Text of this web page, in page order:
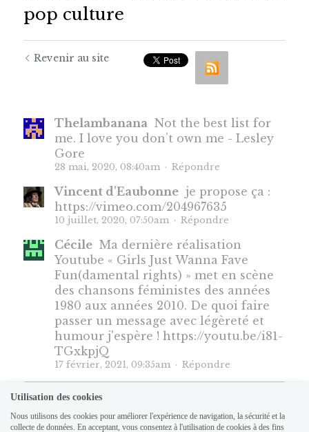
pop culture
Revenir au site
Thelambanana Not the best list for
me. I love you don’t own me - Lesley
Gore
28 mai, 2020, 08:40am · Répondre
Vincent d'Eaubonne je propose ça :
https://vimeo.com/204967635
10 juillet, 2020, 07:50am · Répondre
Cécile Ma dernière réalisation
Youtube « Girls Just Wanna Fave
Fun(damental rights) » met en scène
des chansons féministes des années
1980 aux années 2010. De quoi faire
passer un message avec légèreté et
humour j'espère ! https://youtu.be/i81-
TGxkpjQ
17 février, 2021, 09:35am · Répondre
Utilisation des cookies
Nous utilisons des cookies pour améliorer l'expérience de navigation, la sécurité et la
collecte de données. En acceptant, vous consentez à l'utilisation de cookies à des fins